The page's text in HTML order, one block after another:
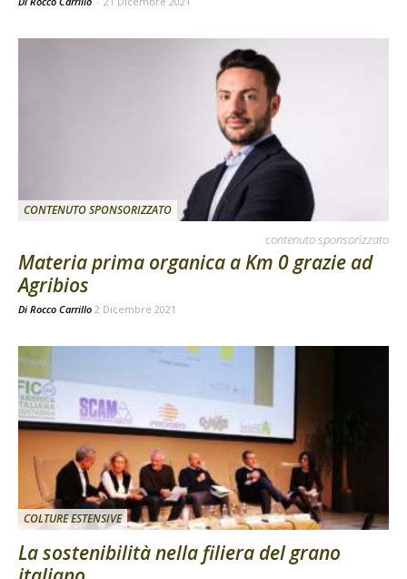
CONTENUTO SPONSORIZZATO
contenuto sponsorizzato
Materia prima organica a Km 0 grazie ad
Agribios
Di Rocco Carrillo 2 Dicembre 2021
COLTURE ESTENSIVE
La sostenibilità nella filiera del grano